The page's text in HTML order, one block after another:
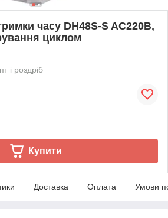
часу DH48S-S AC220В,
циклом
і роздріб
Купити
Доставка Оплата Умови